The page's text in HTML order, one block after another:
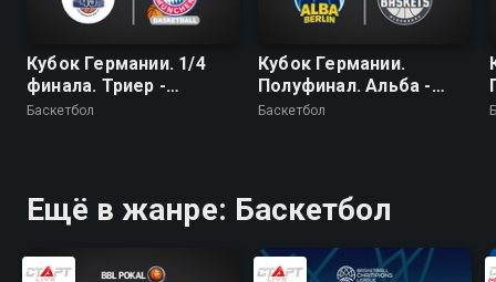
Кубок Германии. 1/4
финала. Триер -
Бавария
Баскетбол
Кубок Германии.
Полуфинал. Альба -
Ольденбург
Баскетбол
Ещё в жанре: Баскетбол